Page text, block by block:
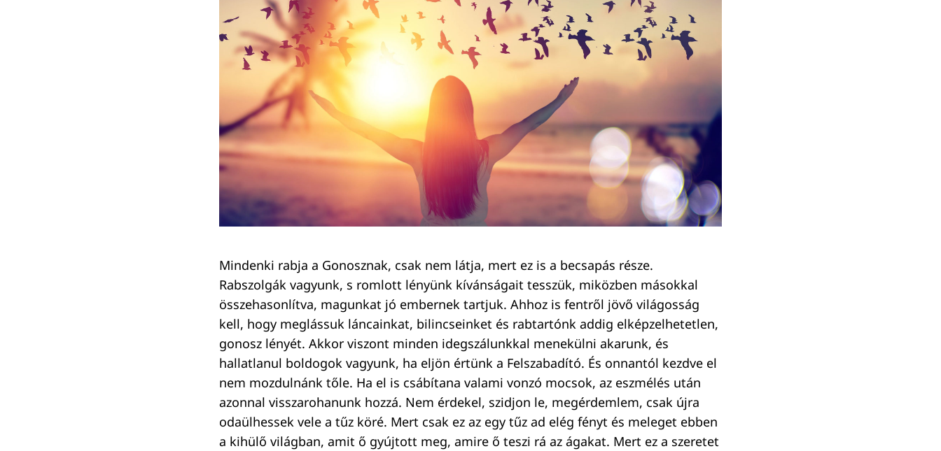
Mindenki rabja a Gonosznak, csak nem látja, mert ez is a becsapás része.
Rabszolgák vagyunk, s romlott lényünk kívánságait tesszük, miközben másokkal
összehasonlítva, magunkat jó embernek tartjuk. Ahhoz is fentről jövő világosság
kell, hogy meglássuk láncainkat, bilincseinket és rabtartónk addig elképzelhetetlen,
gonosz lényét. Akkor viszont minden idegszálunkkal menekülni akarunk, és
hallatlanul boldogok vagyunk, ha eljön értünk a Felszabadító. És onnantól kezdve el
nem mozdulnánk tőle. Ha el is csábítana valami vonzó mocsok, az eszmélés után
azonnal visszarohanunk hozzá. Nem érdekel, szidjon le, megérdemlem, csak újra
odaülhessek vele a tűz köré. Mert csak ez az egy tűz ad elég fényt és meleget ebben
a kihülő világban, amit ő gyújtott meg, amire ő teszi rá az ágakat. Mert ez a szeretet